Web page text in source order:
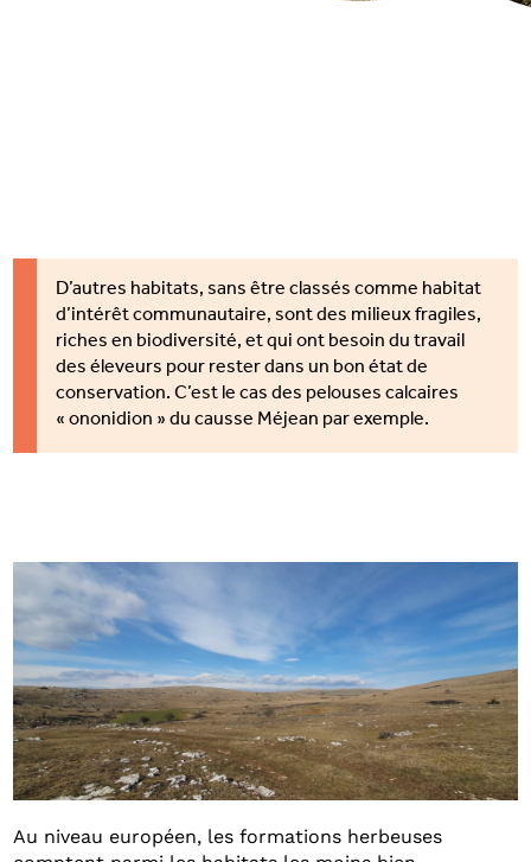
D’autres habitats, sans être classés comme habitat
d’intérêt communautaire, sont des milieux fragiles,
riches en biodiversité, et qui ont besoin du travail
des éleveurs pour rester dans un bon état de
conservation. C’est le cas des pelouses calcaires
« ononidion » du causse Méjean par exemple.
Au niveau européen, les formations herbeuses